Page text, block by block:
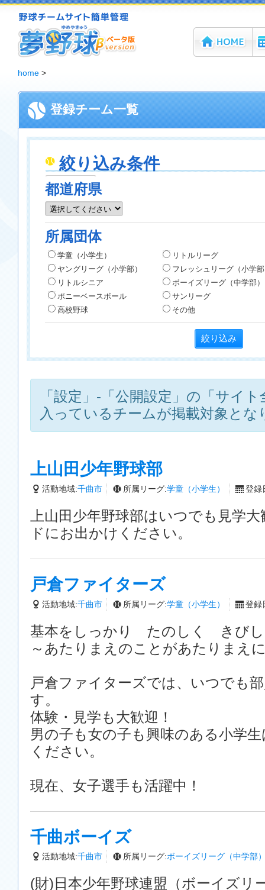
home >
登録チーム一覧
絞り込み条件
都道府県
所属団体
学童（小学生）
リトルリーグ
ヤングリーグ（小学部）
フレッシュリーグ（小学
リトルシニア
ボーイズリーグ（中学部）
ポニーベースボール
サンリーグ
高校野球
その他
「設定」-「公開設定」の「サイ
入っているチームが掲載対象とな
上山田少年野球部
活動地域:千曲市 所属リーグ:学童（小学生） 登録
上山田少年野球部はいつでも見学
ドにお出かけください。
戸倉ファイターズ
活動地域:千曲市 所属リーグ:学童（小学生） 登録
基本をしっかり たのしく きび
～あたりまえのことがあたりまえ
戸倉ファイターズでは、いつでも
す。
体験・見学も大歓迎！
男の子も女の子も興味のある小学
ください。
現在、女子選手も活躍中！
千曲ボーイズ
活動地域:千曲市 所属リーグ:ボーイズリーグ（中学部
(財)日本少年野球連盟（ボーイズリ